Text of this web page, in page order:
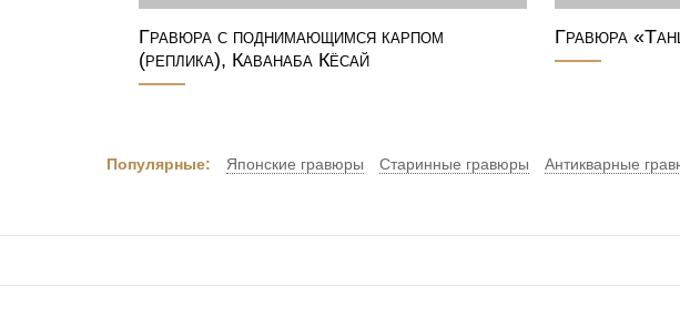
Гравюра с поднимающимся карпом
(реплика), Каванаба Кёсай
Гравюра
Популярные: Японские гравюры Старинные гравюры Антикварные